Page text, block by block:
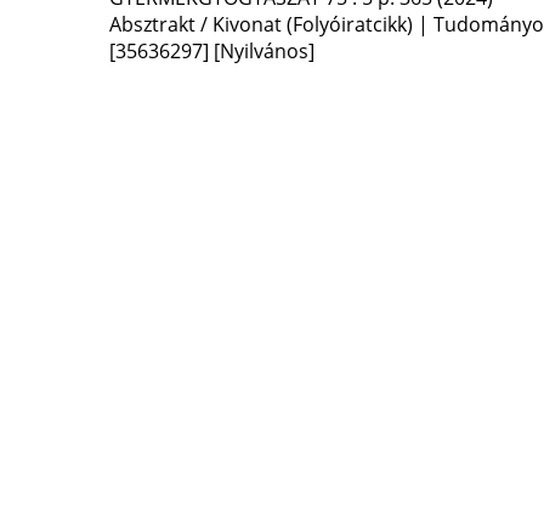
Absztrakt / Kivonat (Folyóiratcikk) |
[35636297] [Nyilvános]